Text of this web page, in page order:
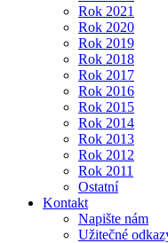
Rok 2021
Rok 2020
Rok 2019
Rok 2018
Rok 2017
Rok 2016
Rok 2015
Rok 2014
Rok 2013
Rok 2012
Rok 2011
Ostatní
Kontakt
Napište nám
Užitečné